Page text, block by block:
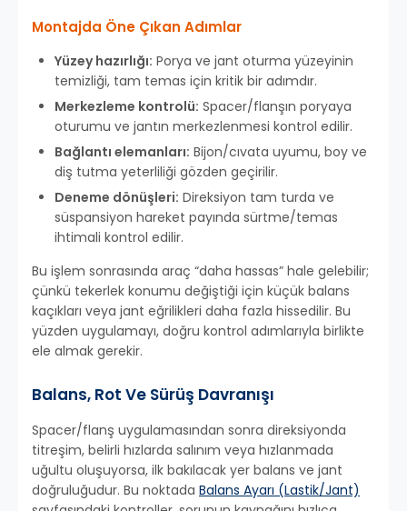
Montajda Öne Çıkan Adımlar
Yüzey hazırlığı: Porya ve jant oturma yüzeyinin
temizliği, tam temas için kritik bir adımdır.
Merkezleme kontrolü: Spacer/flanşın poryaya
oturumu ve jantın merkezlenmesi kontrol edilir.
Bağlantı elemanları: Bijon/cıvata uyumu, boy ve
diş tutma yeterliliği gözden geçirilir.
Deneme dönüşleri: Direksiyon tam turda ve
süspansiyon hareket payında sürtme/temas
ihtimali kontrol edilir.
Bu işlem sonrasında araç “daha hassas” hale gelebilir;
çünkü tekerlek konumu değiştiği için küçük balans
kaçıkları veya jant eğrilikleri daha fazla hissedilir. Bu
yüzden uygulamayı, doğru kontrol adımlarıyla birlikte
ele almak gerekir.
Balans, Rot Ve Sürüş Davranışı
Spacer/flanş uygulamasından sonra direksiyonda
titreşim, belirli hızlarda salınım veya hızlanmada
uğultu oluşuyorsa, ilk bakılacak yer balans ve jant
doğruluğudur. Bu noktada Balans Ayarı (Lastik/Jant)